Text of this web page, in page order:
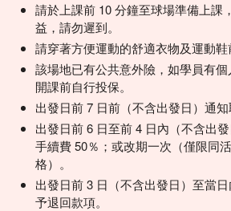
請於上課前 10 分鐘至球場準備上課
益，請勿遲到。
請穿著方便運動的舒適衣物及運動鞋
該場地已有公共意外險，如學員有
開課前自行投保。
出發日前 7 日前（不含出發日）通知
出發日前 6 日至前 4 日內（不含出
手續費 50％；或改期一次（僅限同
格）。
出發日前 3 日（不含出發日）至當
予退回款項。